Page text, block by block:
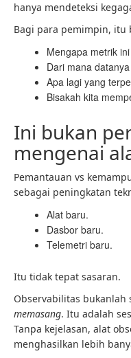
hanya mendeteksi
Bagi para pemimpin, itu
Mengapa metrik
Dari mana
Apa lagi yang
Bisakah kita
Ini bukan
mengenai
Pemantauan vs
sebagai peningkatan
Alat baru.
Dasbor baru.
Telemetri baru.
Itu tidak tepat sasaran.
Observabilitas bukanlah
memasang. Itu adalah
Tanpa kejelasan, alat
menghasilkan lebih